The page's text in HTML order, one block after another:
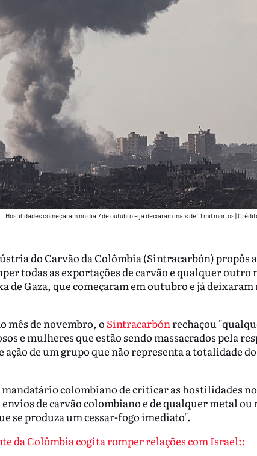
Hostilidades começaram no dia 7 de outubro e já deixaram mais de 11 mil mortos|
do Carvão da Colômbia (Sintracarbón) propôs
todas as exportações de carvão e qualquer outro
de Gaza, que começaram em outubro e já deixaram
mês de novembro, o Sintracarbónrechaçou
e mulheres que estão sendo massacrados pela
de um grupo que não representa a totalidade
colombiano de criticar as hostilidades
de carvão colombiano e de qualquer metal ou
se produza um cessar-fogo imediato".
da Colômbia cogita romper relações com Israel::